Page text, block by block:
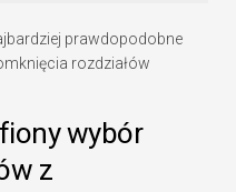
prawdopodobne
rozdziałów
wybór
z